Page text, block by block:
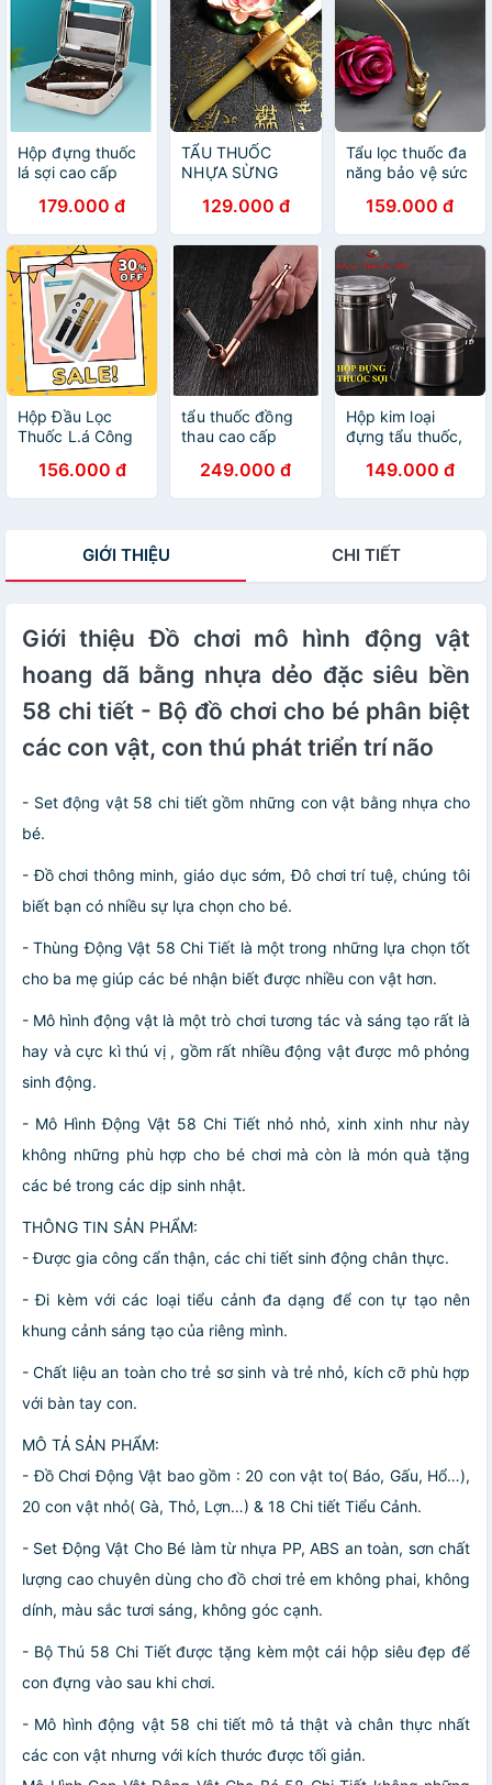
Hộp đựng thuốc
lá sợi cao cấp
179.000 đ
TẨU THUỐC
NHỰA SỪNG
LỌC THUỐC BẢO
VỆ SỨC KHỎE
129.000 đ
Tẩu lọc thuốc đa
năng bảo vệ sức
159.000 đ
Hộp Đầu Lọc
Thuốc L.á Công
Bản, Đầu Lọc Đa
Năng Dùng
Vừa & Nhỏ. Sử
156.000 đ
tẩu thuốc đồng
thau cao cấp
sợi và diếu đều
được
249.000 đ
Hộp kim loại
đựng tẩu thuốc,
Thành Nhi
STN7474
149.000 đ
GIỚI THIỆU CHI TIẾT
Giới thiệu Đồ chơi mô hình động vật
hoang dã bằng nhựa dẻo đặc siêu bền
58 chi tiết - Bộ đồ chơi cho bé phân biệt
các con vật, con thú phát triển trí não
- Set động vật 58 chi tiết gồm những con vật bằng nhựa cho
bé.
- Đồ chơi thông minh, giáo dục sớm, Đô chơi trí tuệ, chúng tôi
biết bạn có nhiều sự lựa chọn cho bé.
- Thùng Động Vật 58 Chi Tiết là một trong những lựa chọn tốt
cho ba mẹ giúp các bé nhận biết được nhiều con vật hơn.
- Mô hình động vật là một trò chơi tương tác và sáng tạo rất là
hay và cực kì thú vị , gồm rất nhiều động vật được mô phỏng
sinh động.
- Mô Hình Động Vật 58 Chi Tiết nhỏ nhỏ, xinh xinh như này
không những phù hợp cho bé chơi mà còn là món quà tặng
các bé trong các dịp sinh nhật.
THÔNG TIN SẢN PHẨM:
- Được gia công cẩn thận, các chi tiết sinh động chân thực.
- Đi kèm với các loại tiểu cảnh đa dạng để con tự tạo nên
khung cảnh sáng tạo của riêng mình.
- Chất liệu an toàn cho trẻ sơ sinh và trẻ nhỏ, kích cỡ phù hợp
với bàn tay con.
MÔ TẢ SẢN PHẨM:
- Đồ Chơi Động Vật bao gồm : 20 con vật to( Báo, Gấu, Hổ…),
20 con vật nhỏ( Gà, Thỏ, Lợn…) & 18 Chi tiết Tiểu Cảnh.
- Set Động Vật Cho Bé làm từ nhựa PP, ABS an toàn, sơn chất
lượng cao chuyên dùng cho đồ chơi trẻ em không phai, không
dính, màu sắc tươi sáng, không góc cạnh.
- Bộ Thú 58 Chi Tiết được tặng kèm một cái hộp siêu đẹp để
con đựng vào sau khi chơi.
- Mô hình động vật 58 chi tiết mô tả thật và chân thực nhất
các con vật nhưng với kích thước được tối giản.